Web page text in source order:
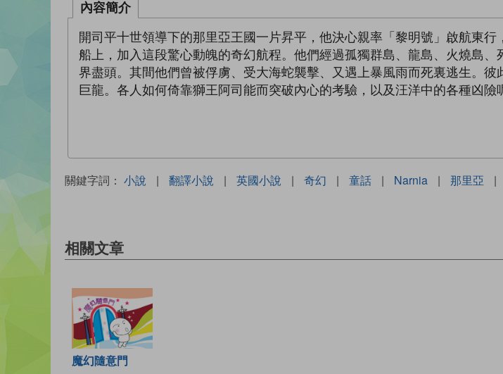
內容簡介
開司平十世領導下的那里亞王國一片昇平，他決心親率「黎明號」啟航東
船上，加入這段驚心動魄的奇幻航程。他們經過孤獨群島、龍島、火燒島
界盡頭。其間他們曾被俘虜、受大海蛇襲擊、又遇上暴風雨而死裏逃生。
巨龍。各人如何倚靠獅王阿司能而突破內心的考驗，以及汪洋中的各種凶險
關鍵字詞： 小說 | 翻譯小說 | 英國小說 | 奇幻 | 童話 | Narnia | 那里亞 |
相關文章
魔幻隨意門